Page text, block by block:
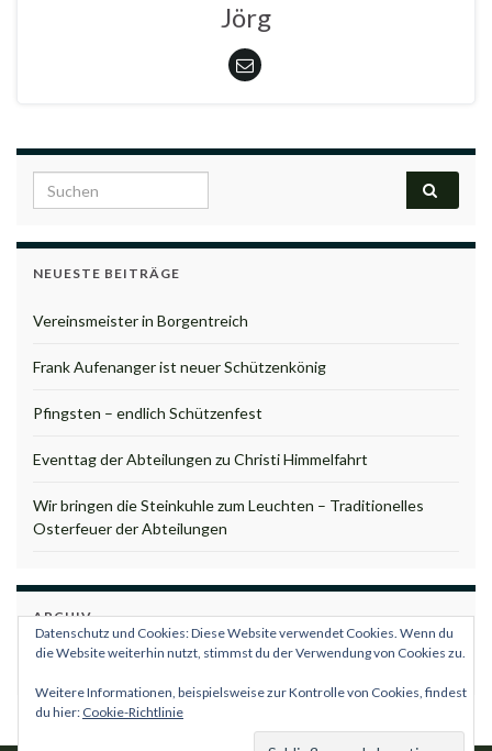
Jörg
Search for:
NEUESTE BEITRÄGE
Vereinsmeister in Borgentreich
Frank Aufenanger ist neuer Schützenkönig
Pfingsten – endlich Schützenfest
Eventtag der Abteilungen zu Christi Himmelfahrt
Wir bringen die Steinkuhle zum Leuchten – Traditionelles
Osterfeuer der Abteilungen
ARCHIV
Archiv
Datenschutz und Cookies: Diese Website verwendet Cookies. Wenn du
die Website weiterhin nutzt, stimmst du der Verwendung von Cookies zu.
Weitere Informationen, beispielsweise zur Kontrolle von Cookies, findest
du hier: Cookie-Richtlinie